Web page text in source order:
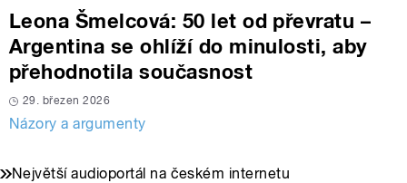
Leona Šmelcová: 50 let od převratu –
Argentina se ohlíží do minulosti, aby
přehodnotila současnost
29. březen 2026
Názory a argumenty
Největší audioportál na českém internetu